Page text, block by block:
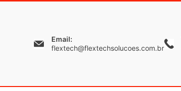
Email:
flextech@flextechsolucoes.com.br